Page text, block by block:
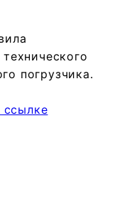
погрузчика.
ссылке